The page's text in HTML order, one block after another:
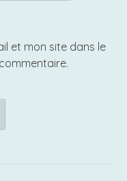
et mon site dans le